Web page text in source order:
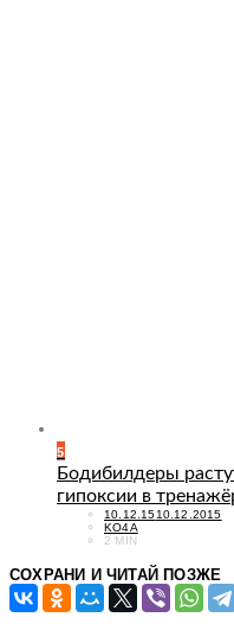
5
Бодибилдеры
гипоксии в
POSTED
ON
10.12.1510.12.2015
KO4A
2 MIN
СОХРАНИ И ЧИТАЙ ПОЗЖЕ